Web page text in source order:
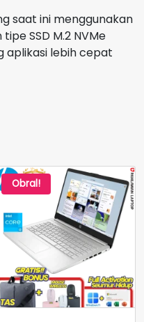
saat ini menggunakan
SSD M.2 NVMe
aplikasi lebih cepat
Obral!